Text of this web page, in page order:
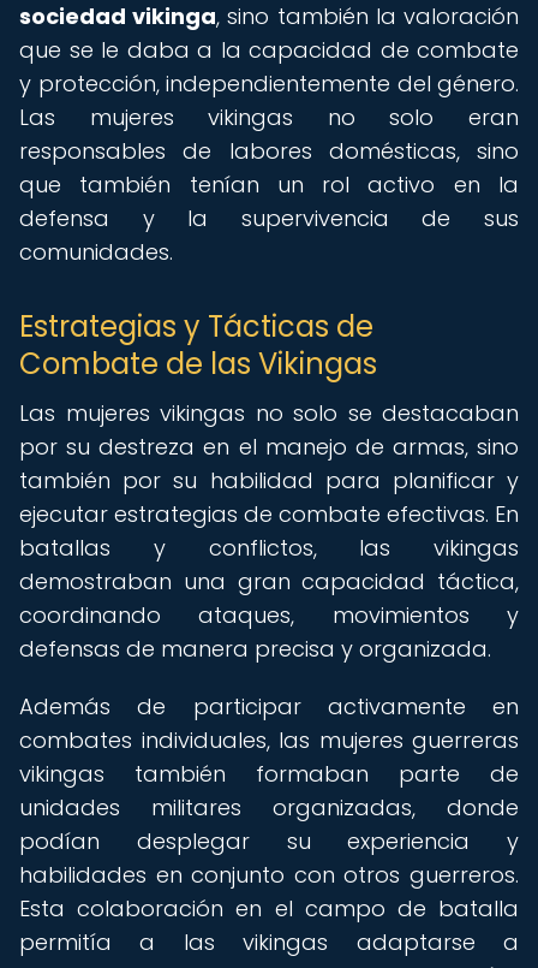
sociedad vikinga, sino también la valoración
que se le daba a la capacidad de combate
y protección, independientemente del género.
Las mujeres vikingas no solo eran
responsables de labores domésticas, sino
que también tenían un rol activo en la
defensa y la supervivencia de sus
comunidades.
Estrategias y Tácticas de
Combate de las Vikingas
Las mujeres vikingas no solo se destacaban
por su destreza en el manejo de armas, sino
también por su habilidad para planificar y
ejecutar estrategias de combate efectivas. En
batallas y conflictos, las vikingas
demostraban una gran capacidad táctica,
coordinando ataques, movimientos y
defensas de manera precisa y organizada.
Además de participar activamente en
combates individuales, las mujeres guerreras
vikingas también formaban parte de
unidades militares organizadas, donde
podían desplegar su experiencia y
habilidades en conjunto con otros guerreros.
Esta colaboración en el campo de batalla
permitía a las vikingas adaptarse a